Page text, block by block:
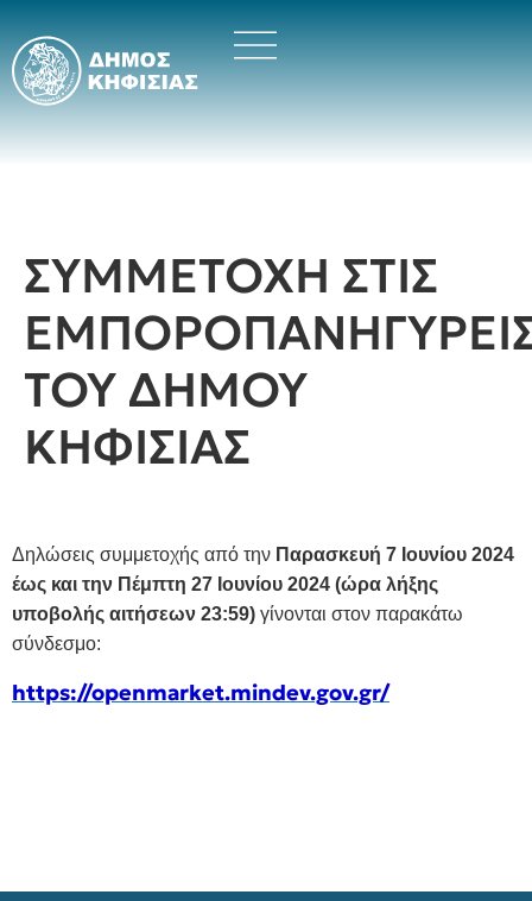
ΣΥΜΜΕΤΟΧΗ ΣΤΙΣ
ΤΟΥ ΔΗΜΟΥ
ΚΗΦΙΣΙΑΣ
Δηλώσεις συμμετοχής από την Παρασκευή 7 Ιουνίου 2024
έως και την Πέμπτη 27 Ιουνίου 2024 (ώρα λήξης
υποβολής αιτήσεων 23:59) γίνονται στον παρακάτω
σύνδεσμο:
https://openmarket.mindev.gov.gr/